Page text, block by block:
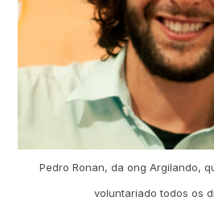
Pedro Ronan, da ong Argilando,
voluntariado todos os